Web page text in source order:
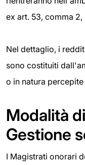
ex art. 53, comma 2,
Nel dettaglio, i
sono costituiti
o in natura
Modalità
Gestione
I Magistrati onorari